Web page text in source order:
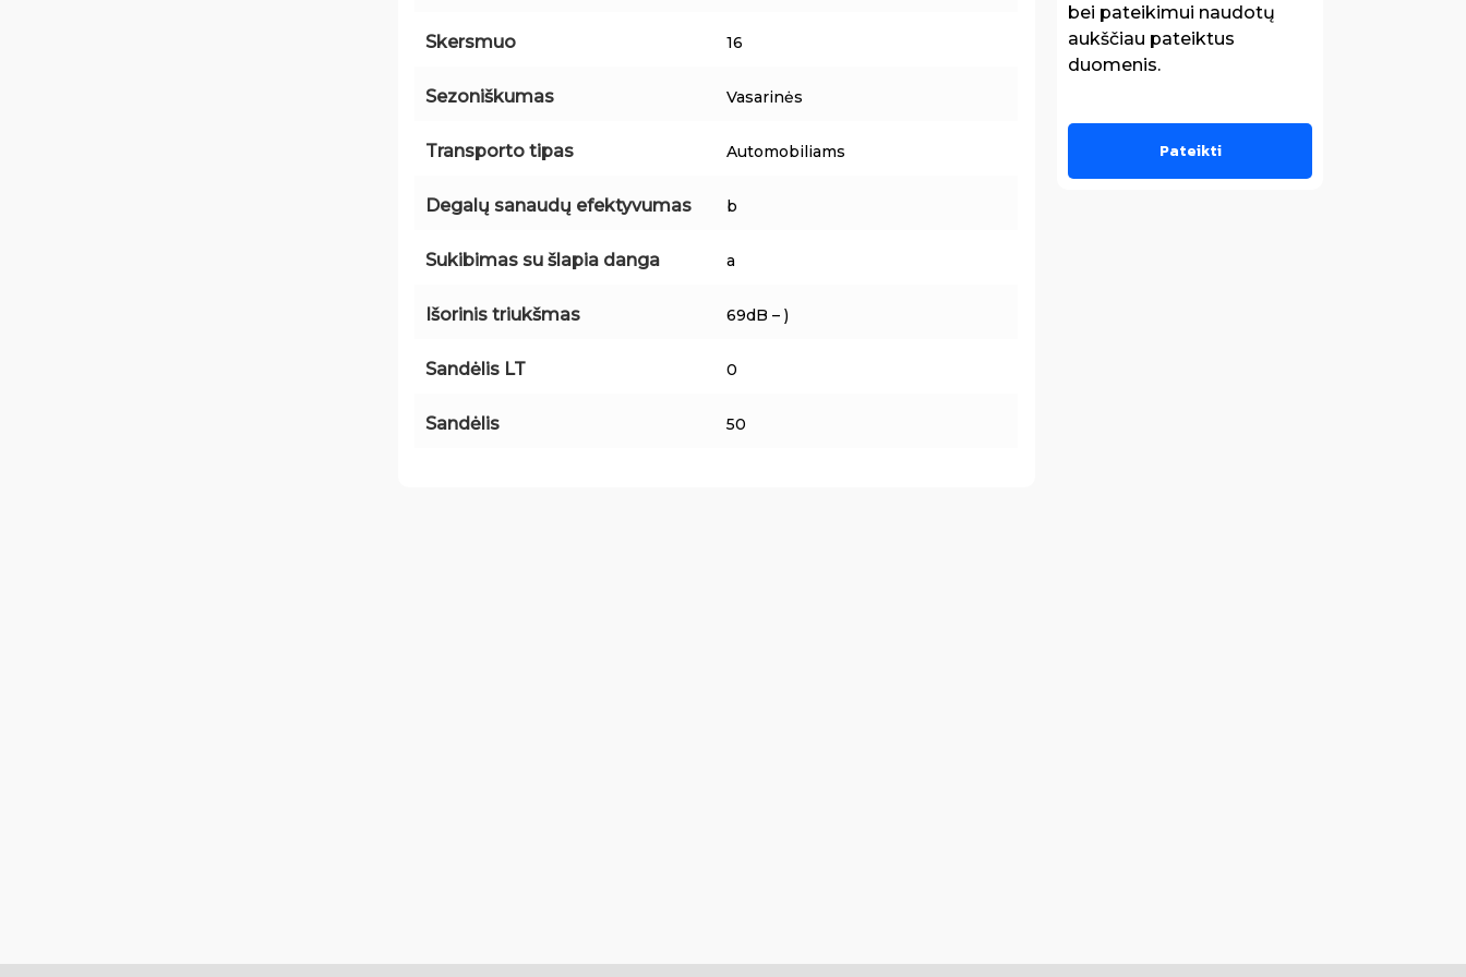
Skersmuo 16
Sezoniškumas Vasarinės
Transporto tipas Automobiliams
Degalų sanaudų efektyvumas b
Sukibimas su šlapia danga a
Išorinis triukšmas 69dB – )
Sandėlis LT 0
Sandėlis 50
bei pateikimui naudotų
aukščiau pateiktus
duomenis.